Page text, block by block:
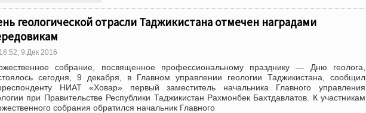
геологической отрасли Таджикистана отмечен наградами
16:52, 9.Дек 2016
собрание, посвященное профессиональному празднику — Дню геолога,
сегодня, 9 декабря, в Главном управлении геологии Таджикистана, сообщил
НИАТ «Ховар» первый заместитель начальника Главного управления
при Правительстве Республики Таджикистан Рахмонбек Бахтдавлатов. К участникам
собрания обратился начальник Главного